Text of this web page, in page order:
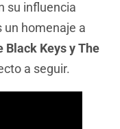
su influencia
un homenaje a
Black Keys y The
a seguir.